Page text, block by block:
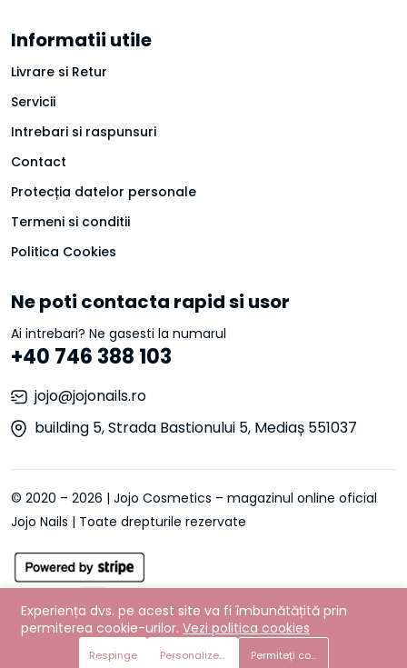
Informatii utile
Livrare si Retur
Servicii
Intrebari si raspunsuri
Contact
Protecția datelor personale
Termeni si conditii
Politica Cookies
Ne poti contacta rapid si usor
Ai intrebari? Ne gasesti la numarul
+40 746 388 103
jojo@jojonails.ro
building 5, Strada Bastionului 5, Mediaș 551037
© 2020 – 2026 | Jojo Cosmetics – magazinul online oficial
Jojo Nails | Toate drepturile rezervate
Experiența dvs. pe acest site va fi îmbunătățită prin
permiterea cookie-urilor. Vezi politica cookies
Respinge Personalizează preferințePermiteți cookie-urile